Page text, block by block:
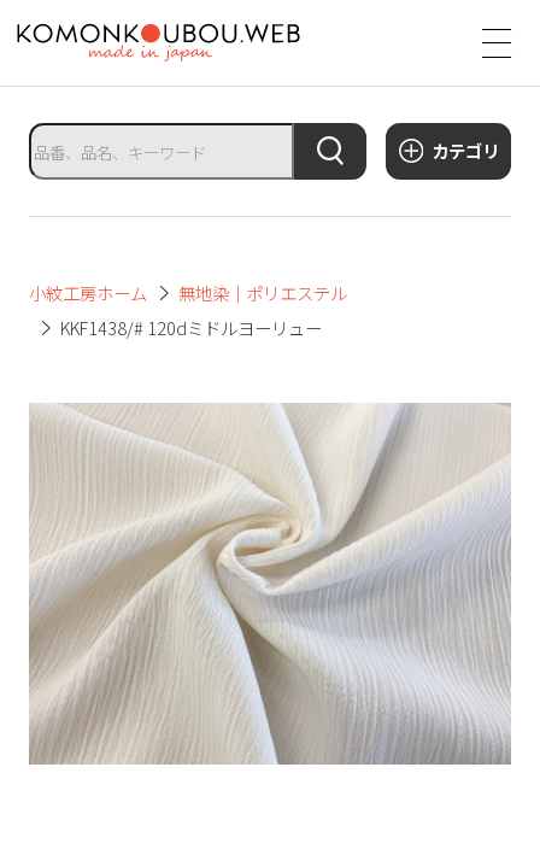
カテゴリ
小紋工房ホーム
無地染｜ポリエステル
KKF1438/# 120dミドルヨーリュー
サ
イ
ト
タ
イ
ト
ニ
ー
を
開
く